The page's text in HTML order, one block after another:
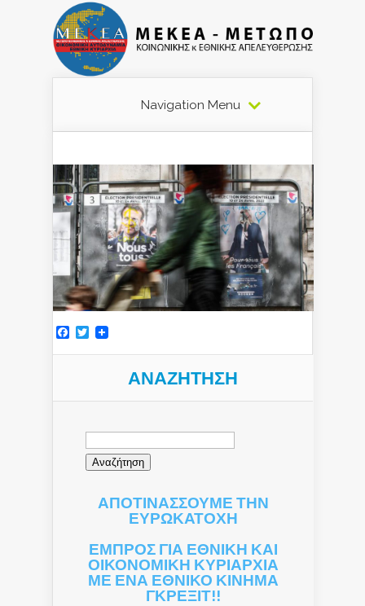
Navigation Menu
Facebook
Twitter
ΑΝΑΖΉΤΗΣΗ
Αναζήτηση
ΑΠΟΤΙΝΑΣΣΟΥΜΕ ΤΗΝ
ΕΥΡΩΚΑΤΟΧΗ
ΕΜΠΡΟΣ ΓΙΑ ΕΘΝΙΚΗ ΚΑΙ
ΟΙΚΟΝΟΜΙΚΗ ΚΥΡΙΑΡΧΙΑ
ΜΕ ΕΝΑ ΕΘΝΙΚΟ ΚΙΝΗΜΑ
ΓΚΡΕΞΙΤ!!